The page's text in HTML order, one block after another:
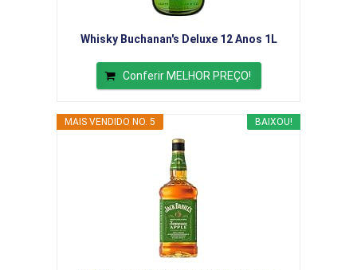
Whisky Buchanan's Deluxe 12 Anos 1L
Conferir MELHOR PREÇO!
BAIXOU!
MAIS VENDIDO NO. 5